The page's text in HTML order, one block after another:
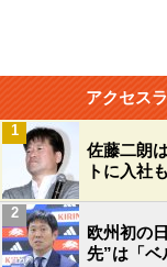
アクセス
佐藤二朗
トに入社
1
欧州初の
先”は「ベ
2